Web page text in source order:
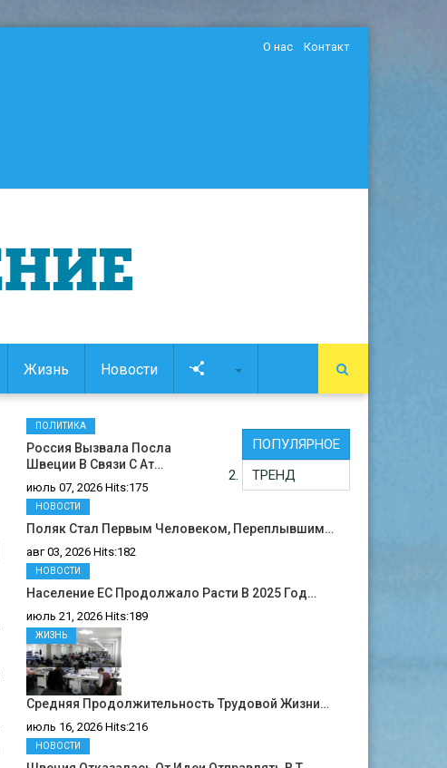
О нас Контакт
Жизнь Новости
ПОПУЛЯРНОЕ
ТРЕНД
Россия Вызвала Посла
Швеции В Связи С Ат…
июль 07, 2026 Hits:175
ПОЛИТИКА
Поляк Стал Первым Человеком, Переплывшим…
авг 03, 2026 Hits:182
НОВОСТИ
Население ЕС Продолжало Расти В 2025 Год…
июль 21, 2026 Hits:189
НОВОСТИ
Средняя Продолжительность Трудовой Жизни…
июль 16, 2026 Hits:216
ЖИЗНЬ
НОВОСТИ